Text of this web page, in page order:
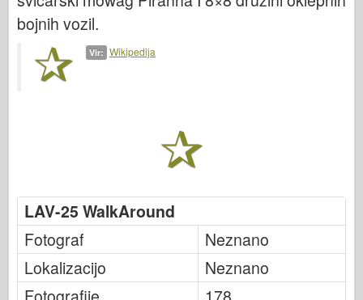
Dragon
Eduard
E.T. Model
Heller
HobbyBoss
Modeli IBG
Icm
bojnih vozil.
Vir: Wikipedija
LAV-25 WalkAround
Fotograf
Neznano
Lokalizacijo
Neznano